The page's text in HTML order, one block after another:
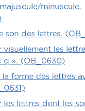
minuscule.
son des lettres.
visuellement les
q ». (OB_0630)
la forme des lettres
les lettres dont les